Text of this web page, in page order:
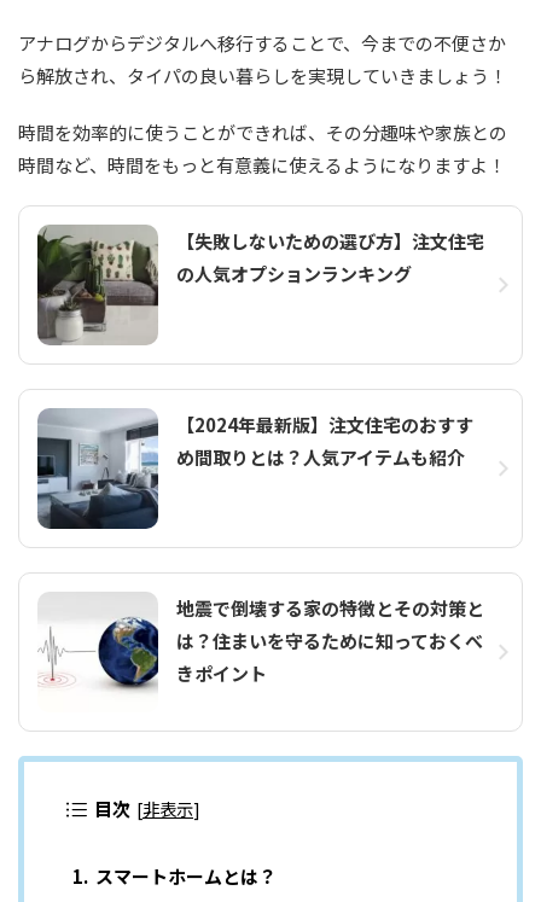
アナログからデジタルへ移行することで、今までの不便さか
ら解放され、タイパの良い暮らしを実現していきましょう！
時間を効率的に使うことができれば、その分趣味や家族との
時間など、時間をもっと有意義に使えるようになりますよ！
【失敗しないための選び方】注文住宅
の人気オプションランキング
【2024年最新版】注文住宅のおすす
め間取りとは？人気アイテムも紹介
地震で倒壊する家の特徴とその対策と
は？住まいを守るために知っておくべ
きポイント
目次 [非表示]
スマートホームとは？